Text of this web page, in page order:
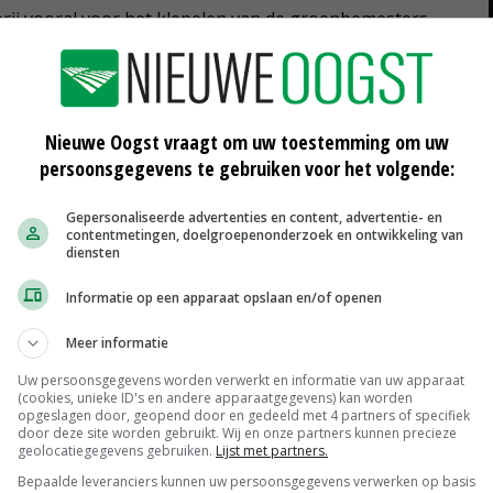
vooral voor het klepelen van de groenbemesters.
kavels van ongeveer 4 hectare met demovelden met
pompoen, zaadspinazie, suikermais en luzerne.
arbeidsinzet en oogstbaarheid aan bod.
teelttechnieken beproeven en demonstreren.
georganiseerd rond het thema
Nieuwe Oogst vraagt om uw toestemming om uw
persoonsgegevens te gebruiken voor het volgende:
Gepersonaliseerde advertenties en content, advertentie- en
contentmetingen, doelgroepenonderzoek en ontwikkeling van
diensten
Informatie op een apparaat opslaan en/of openen
Meer informatie
Uw persoonsgegevens worden verwerkt en informatie van uw apparaat
(cookies, unieke ID's en andere apparaatgegevens) kan worden
opgeslagen door, geopend door en gedeeld met 4 partners of specifiek
door deze site worden gebruikt. Wij en onze partners kunnen precieze
geolocatiegegevens gebruiken. Lijst met partners.
Bepaalde leveranciers kunnen uw persoonsgegevens verwerken op basis